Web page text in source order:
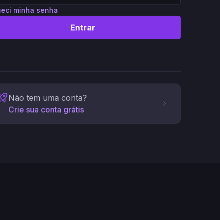
minha senha
Entrar
Não tem uma conta?
Crie sua conta grátis